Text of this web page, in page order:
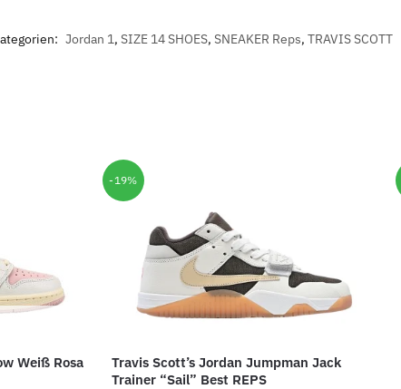
Jordan 1, SIZE 14 SHOES, SNEAKER Reps, TRAVIS SCOTT
Weiß Rosa
-19%
Travis Scott’s Jordan Jumpman Jack
Trainer “Sail” Best REPS